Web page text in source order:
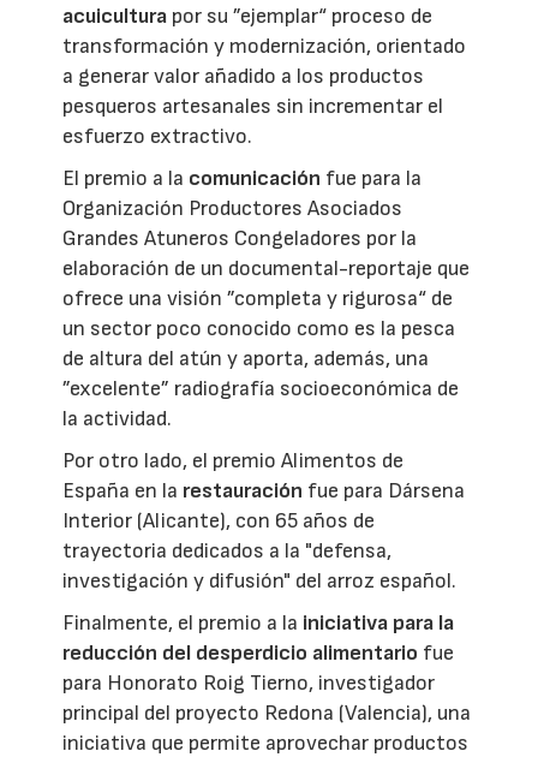
acuicultura por su ”ejemplar“ proceso de
transformación y modernización, orientado
a generar valor añadido a los productos
pesqueros artesanales sin incrementar el
esfuerzo extractivo.
El premio a la comunicación fue para la
Organización Productores Asociados
Grandes Atuneros Congeladores por la
elaboración de un documental-reportaje que
ofrece una visión ”completa y rigurosa“ de
un sector poco conocido como es la pesca
de altura del atún y aporta, además, una
”excelente” radiografía socioeconómica de
la actividad.
Por otro lado, el premio Alimentos de
España en la restauración fue para Dársena
Interior (Alicante), con 65 años de
trayectoria dedicados a la "defensa,
investigación y difusión" del arroz español.
Finalmente, el premio a la iniciativa para la
reducción del desperdicio alimentario fue
para Honorato Roig Tierno, investigador
principal del proyecto Redona (Valencia), una
iniciativa que permite aprovechar productos